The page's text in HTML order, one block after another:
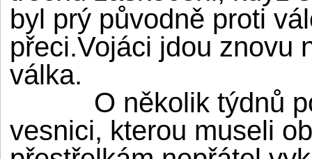
byl prý původně proti
přeci.Vojáci jdou znovu
válka.
O několik týdnů
vesnici, kterou museli